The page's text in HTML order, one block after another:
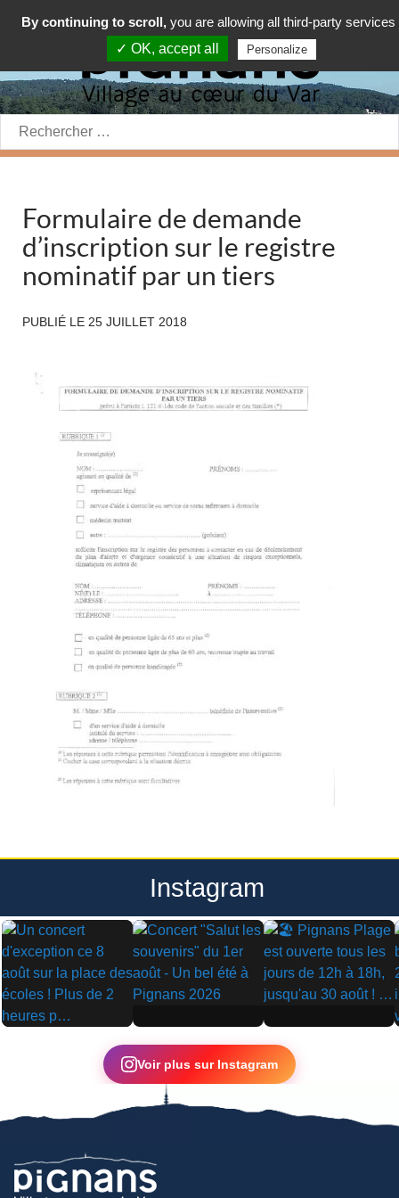
Rechercher:
Formulaire de demande
d’inscription sur le registre
nominatif par un tiers
PUBLIÉ LE 25 JUILLET 2018
Instagram
▶
▶ ▶
Voir plus sur Instagram
By continuing to scroll, you are allowing all third-party services
✓ OK, accept all
Personalize